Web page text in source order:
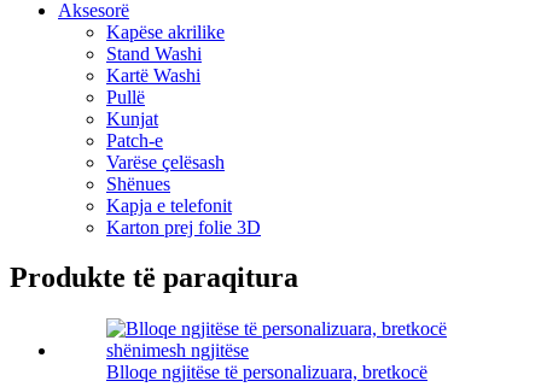
Aksesorë
Kapëse akrilike
Stand Washi
Kartë Washi
Pullë
Kunjat
Patch-e
Varëse çelësash
Shënues
Kapja e telefonit
Karton prej folie 3D
Produkte të paraqitura
Blloqe ngjitëse të personalizuara, bretkocë